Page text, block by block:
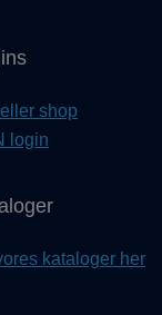
shop
login
kataloger her